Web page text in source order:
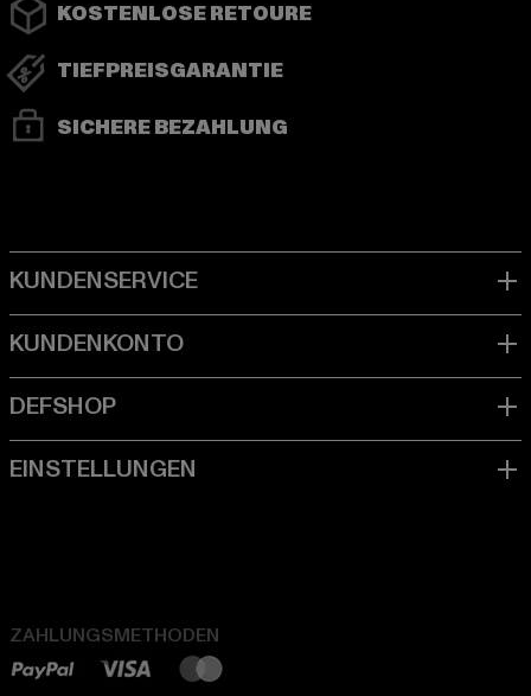
KOSTENLOSE RETOURE
TIEFPREISGARANTIE
SICHERE BEZAHLUNG
ZAHLUNGSMETHODEN